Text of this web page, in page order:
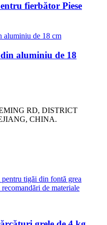
fierbător Piese
aluminiu de 18
RD, DISTRICT
CHINA.